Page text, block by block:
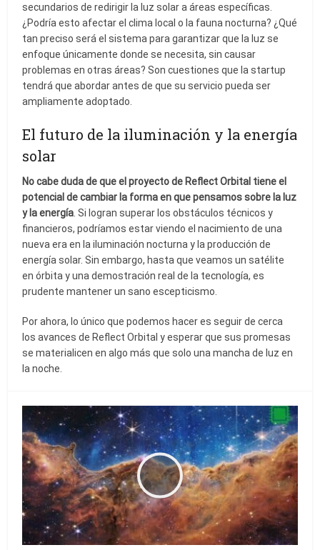
secundarios de redirigir la luz solar a áreas específicas.
¿Podría esto afectar el clima local o la fauna nocturna? ¿Qué
tan preciso será el sistema para garantizar que la luz se
enfoque únicamente donde se necesita, sin causar
problemas en otras áreas? Son cuestiones que la startup
tendrá que abordar antes de que su servicio pueda ser
ampliamente adoptado.
El futuro de la iluminación y la energía
solar
No cabe duda de que el proyecto de Reflect Orbital tiene el
potencial de cambiar la forma en que pensamos sobre la luz
y la energía . Si logran superar los obstáculos técnicos y
financieros, podríamos estar viendo el nacimiento de una
nueva era en la iluminación nocturna y la producción de
energía solar. Sin embargo, hasta que veamos un satélite
en órbita y una demostración real de la tecnología, es
prudente mantener un sano escepticismo.
Por ahora, lo único que podemos hacer es seguir de cerca
los avances de Reflect Orbital y esperar que sus promesas
se materialicen en algo más que solo una mancha de luz en
la noche.